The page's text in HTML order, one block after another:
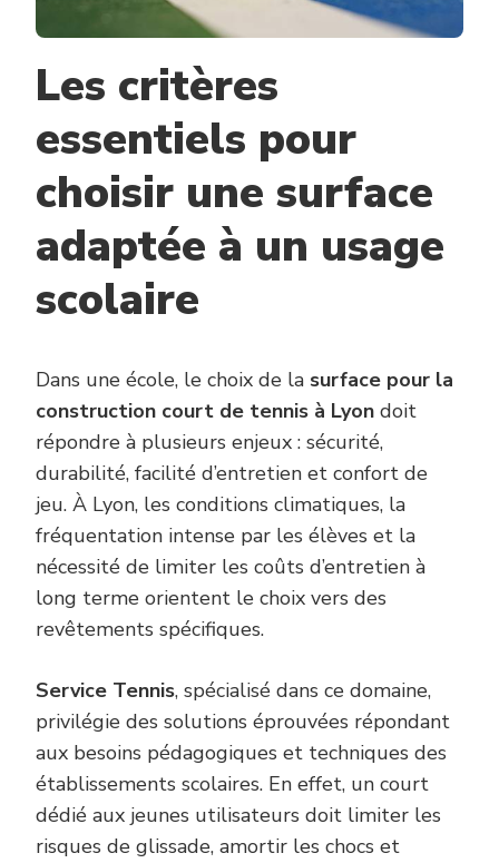
?
Les critères
essentiels pour
choisir une surface
adaptée à un usage
scolaire
Dans une école, le choix de la surface pour la
construction court de tennis à Lyon doit
répondre à plusieurs enjeux : sécurité,
durabilité, facilité d’entretien et confort de
jeu. À Lyon, les conditions climatiques, la
fréquentation intense par les élèves et la
nécessité de limiter les coûts d’entretien à
long terme orientent le choix vers des
revêtements spécifiques.
Service Tennis, spécialisé dans ce domaine,
privilégie des solutions éprouvées répondant
aux besoins pédagogiques et techniques des
établissements scolaires. En effet, un court
dédié aux jeunes utilisateurs doit limiter les
risques de glissade, amortir les chocs et